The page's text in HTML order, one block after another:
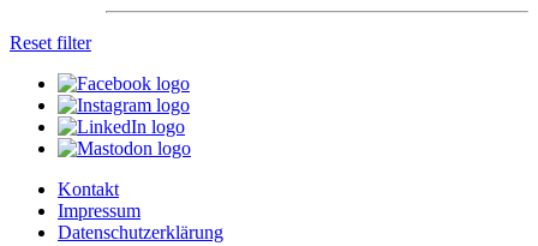
Reset filter
Kontakt
Impressum
Datenschutzerklärung